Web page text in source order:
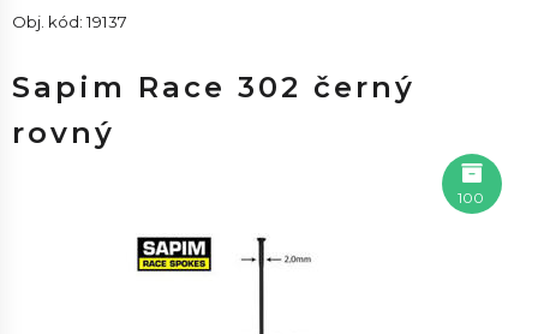
Obj. kód: 19137
Sapim Race 302 černý
rovný
100